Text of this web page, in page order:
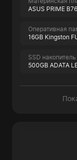
ASUS PRIME
Оперативная
16GB Kingston
SSD накопитель
500GB ADATA